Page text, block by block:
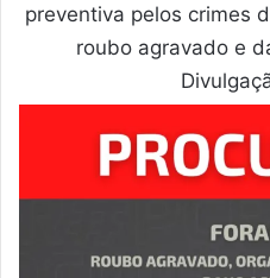
preventiva pelos crimes
roubo agravado e